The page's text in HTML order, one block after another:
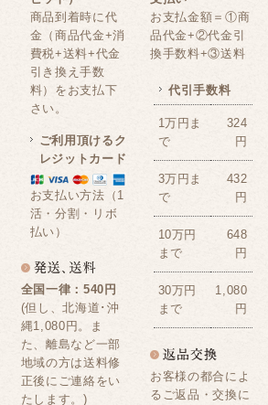
商品到着時に代
金（商品代金+消
費税+送料+代金
引き換え手数
料）をお支払下
さい。
ご利用頂けるク
レジットカード
お支払い方法（1
活・分割・リボ
払い）
全国一律：540円
(但し、北海道･沖
縄1,080円。ま
た、離島など一部
地域の方は送料修
正後にご連絡をい
たします。)
お支払金額＝①商
品代金+②代金引
換手数料+③送料
代引手数料
1万円ま
で
324
円
3万円ま
で
432
円
10万円
まで
648
円
30万円
まで
1,080
円
お客様の都合によ
るご返品・交換に